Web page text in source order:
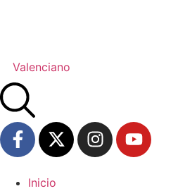
Valenciano
Inicio